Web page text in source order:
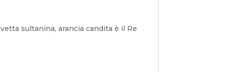
sultanina, arancia candita è il Re